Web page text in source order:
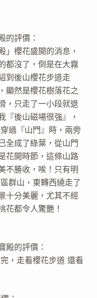
的評價：
」櫻花盛開的消息，
都沒了，倒是在大霧
到後山櫻花步道走
顯然是櫻花樹落花之
，只走了一小段就退
『後山磁場很強』，
過『山門』時，兩旁
全成了綠葉，從山門
花開時節，這條山路
不勝收，唉！只有明
群山，東轉西繞走了
十分美麗，尤其不經
花都令人驚艷！
殿的評價：
，走看櫻花步道 還看